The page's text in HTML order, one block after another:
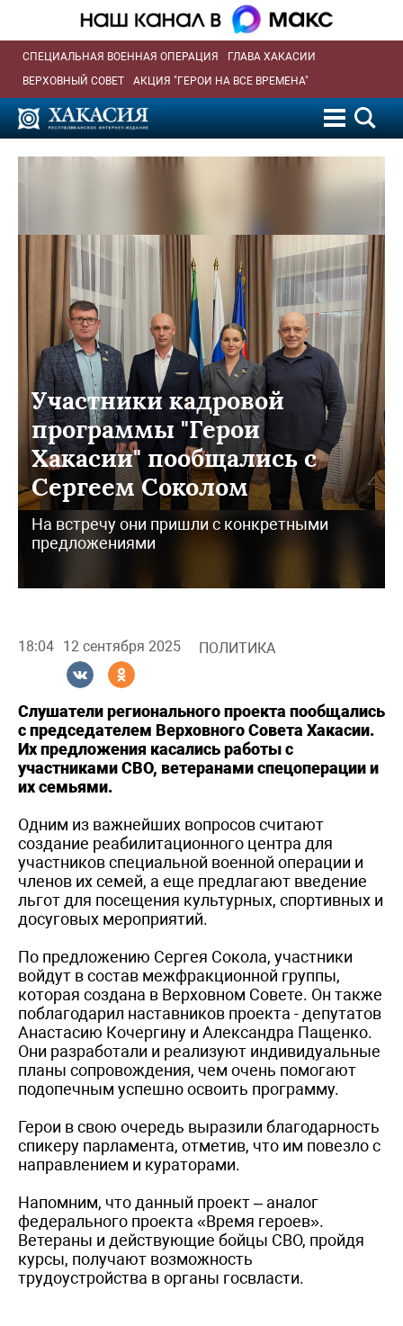
СПЕЦИАЛЬНАЯ ВОЕННАЯ ОПЕРАЦИЯ
ГЛАВА ХАКАСИИ
ВЕРХОВНЫЙ СОВЕТ
АКЦИЯ "ГЕРОИ НА ВСЕ ВРЕМЕНА"
Участники кадровой
программы "Герои
Хакасии" пообщались с
Сергеем Соколом
На встречу они пришли с конкретными
предложениями
18:04 12 сентября 2025 ПОЛИТИКА
Слушатели регионального проекта пообщались
с председателем Верховного Совета Хакасии.
Их предложения касались работы с
участниками СВО, ветеранами спецоперации и
их семьями.
Одним из важнейших вопросов считают
создание реабилитационного центра для
участников специальной военной операции и
членов их семей, а еще предлагают введение
льгот для посещения культурных, спортивных и
досуговых мероприятий.
По предложению Сергея Сокола, участники
войдут в состав межфракционной группы,
которая создана в Верховном Совете. Он также
поблагодарил наставников проекта - депутатов
Анастасию Кочергину и Александра Пащенко.
Они разработали и реализуют индивидуальные
планы сопровождения, чем очень помогают
подопечным успешно освоить программу.
Герои в свою очередь выразили благодарность
спикеру парламента, отметив, что им повезло с
направлением и кураторами.
Напомним, что данный проект – аналог
федерального проекта «Время героев».
Ветераны и действующие бойцы СВО, пройдя
курсы, получают возможность
трудоустройства в органы госвласти.